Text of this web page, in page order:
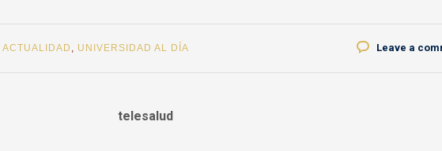
ACTUALIDAD , UNIVERSIDAD AL DÍA Leave a